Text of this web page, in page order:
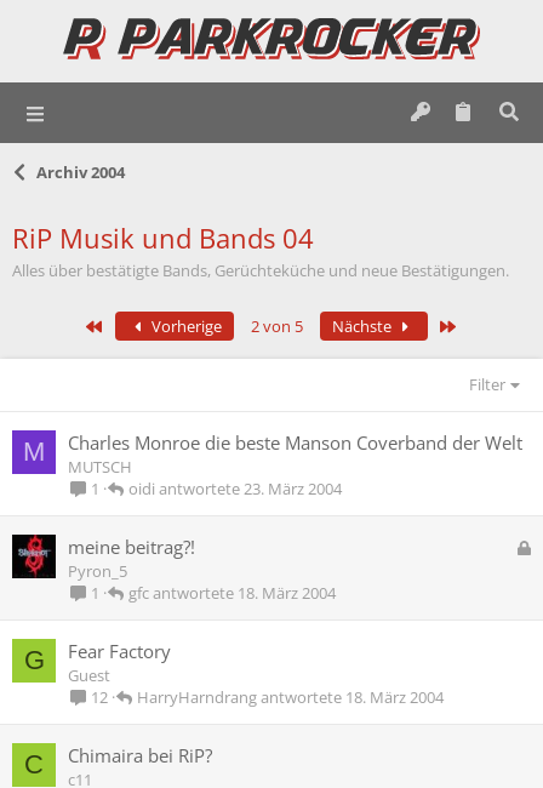
Archiv 2004
RiP Musik und Bands 04
Alles über bestätigte Bands, Gerüchteküche und neue Bestätigungen.
Erste Vorherige 2 von 5 Nächste
Filter
M Charles Monroe die beste Manson Coverband der Welt
MUTSCH
1
23. März 2004
oidi
G
meine beitrag?!
Pyron_5
1
18. März 2004
gfc
G Fear Factory
Guest
12
18. März 2004
HarryHarndrang
C Chimaira bei RiP?
c11